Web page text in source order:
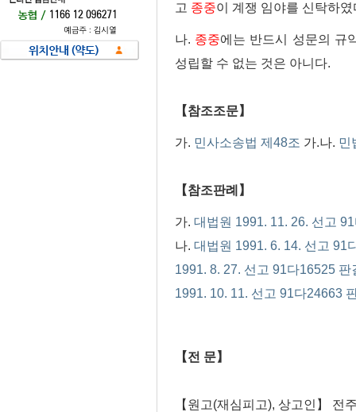
고 종중이 계쟁 임야를 신탁하
나. 종중에는 반드시 성문의 규
성립할 수 없는 것은 아니다.
【참조조문】
가. 민사소송법 제48조 가.나. 민
【참조판례】
가. 대법원 1991. 11. 26. 선고
나. 대법원 1991. 6. 14. 선고 91
1991. 8. 27. 선고 91다16525 판
1991. 10. 11. 선고 91다24663
【전 문】
【원고(재심피고), 상고인】 전